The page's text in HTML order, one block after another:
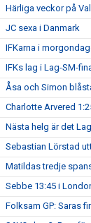
Härliga veckor på
JC sexa i Danmark
IFKarna i
IFKs lag i Lag-SM-
Åsa och Simon
Charlotte Arvered
Nästa helg är det
Sebastian Lörstad
Matildas tredje
Sebbe 13:45 i
Folksam GP: Saras